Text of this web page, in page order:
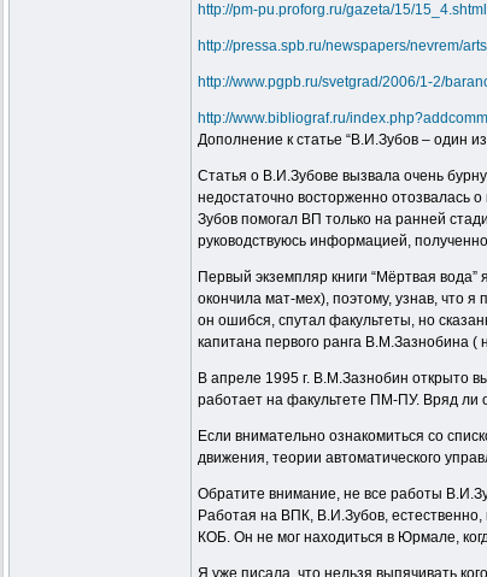
http://pm-pu.proforg.ru/gazeta/15/15_4.shtml
http://pressa.spb.ru/newspapers/nevrem/
http://www.pgpb.ru/svetgrad/2006/1-2/
http://www.bibliograf.ru/
Дополнение к статье “В.И.Зубов – один
Статья о В.И.Зубове вызвала очень
недостаточно восторженно отозвалась
Зубов помогал ВП только на ранней
руководствуюсь информацией,
Первый экземпляр книги “Мёртвая
окончила мат-мех), поэтому, узнав, что
он ошибся, спутал факультеты, но
капитана первого ранга В.М.Зазнобина
В апреле 1995 г. В.М.Зазнобин открыто
работает на факультете ПМ-ПУ. Вряд ли
Если внимательно ознакомиться со
движения, теории автоматического
Обратите внимание, не все работы
Работая на ВПК, В.И.Зубов, естественно,
КОБ. Он не мог находиться в Юрмале,